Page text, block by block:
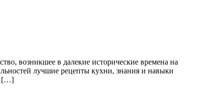
возникшее в далекие исторические времена на
лучшие рецепты кухни, знания и навыки
[…]